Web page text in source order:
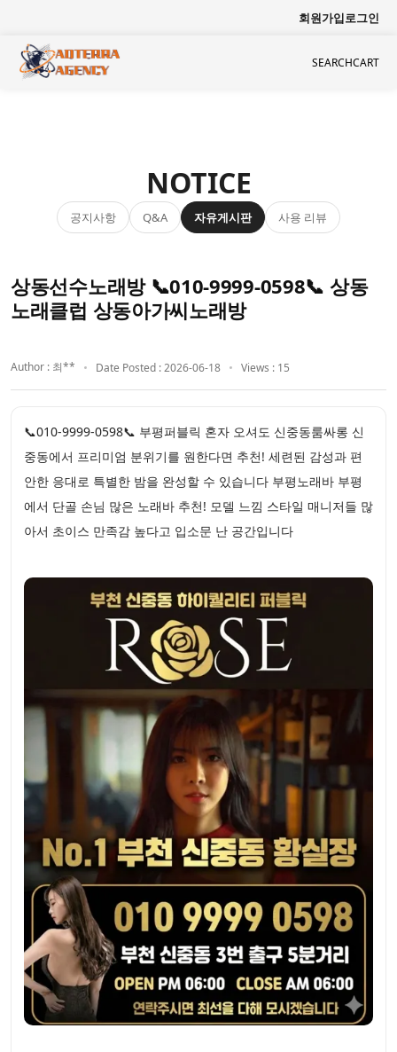
회원가입로그인
SEARCHCART
NOTICE
공지사항 Q&A 자유게시판 사용 리뷰
상동선수노래방 📞010-9999-0598📞 상동
노래클럽 상동아가씨노래방
Author : 최** Date Posted : 2026-06-18 Views : 15
📞010-9999-0598📞 부평퍼블릭 혼자 오셔도 신중동룸싸롱 신
중동에서 프리미엄 분위기를 원한다면 추천! 세련된 감성과 편
안한 응대로 특별한 밤을 완성할 수 있습니다 부평노래바 부평
에서 단골 손님 많은 노래바 추천! 모델 느낌 스타일 매니저들 많
아서 초이스 만족감 높다고 입소문 난 공간입니다